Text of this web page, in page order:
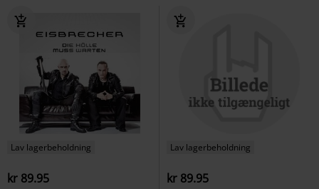
Lav lagerbeholdning
kr 89.95
Lav lagerbeholdning
kr 89.95